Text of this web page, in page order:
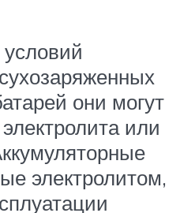
они могут
или
электролитом,